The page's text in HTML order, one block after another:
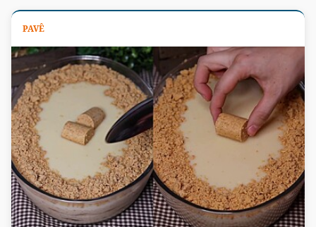
PAVÊ